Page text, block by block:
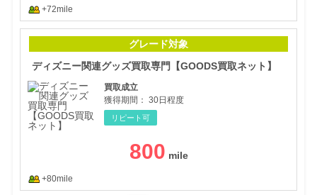
+72mile
グレード対象
ディズニー関連グッズ買取専門【GOODS買取ネット】
買取成立
獲得期間： 30日程度
リピート可
800
+80mile